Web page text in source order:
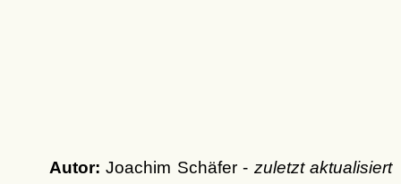
Autor: Joachim Schäfer - zuletzt aktualisiert